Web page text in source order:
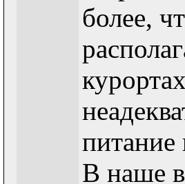
более,
питание
В наше